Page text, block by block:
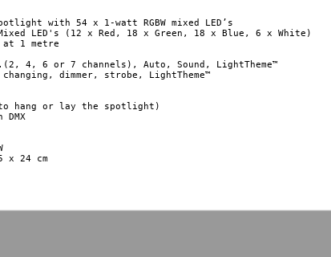
spotlight with 54 x 1-watt RGBW mixed LED’s
LED's (12 x Red, 18 x Green, 18 x Blue, 6 x White)
at 1 metre
4, 6 or 7 channels), Auto, Sound, LightTheme™
dimmer, strobe, LightTheme™
hang or lay the spotlight)
x 24 cm